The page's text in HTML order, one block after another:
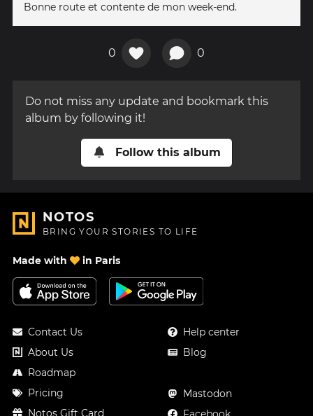
Bonne route et contente de mon week-end.
0 0
Do not miss any update and bookmark this
album by following it!
Follow this album
NOTOS
BRING YOUR STORIES TO LIFE
Made with in Paris
Contact Us
About Us
Roadmap
Pricing
Notos Gift Card
Help center
Blog
Mastodon